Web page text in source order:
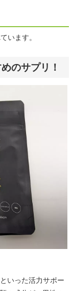
います。
のサプリ！
いった活力サポー